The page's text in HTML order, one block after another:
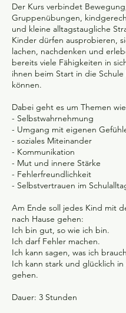
Der Kurs verbindet
Gruppenübungen,
und kleine alltagstaugliche
Kinder dürfen ausprobieren,
lachen, nachdenken und
bereits viele Fähigkeiten in
ihnen beim Start in die Schule
können.
Dabei geht es um Themen
- Selbstwahrnehmung
- Umgang mit eigenen
- soziales Miteinander
- Kommunikation
- Mut und innere Stärke
- Fehlerfreundlichkeit
- Selbstvertrauen im
Am Ende soll jedes Kind mit
nach Hause gehen:
Ich bin gut, so wie ich bin.
Ich darf Fehler machen.
Ich kann sagen, was ich
Ich kann stark und glücklich in
gehen.
Dauer: 3 Stunden